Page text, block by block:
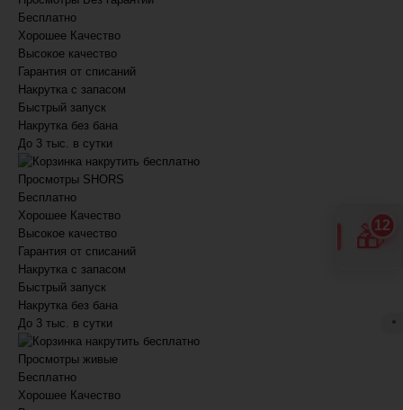
Бесплатно
Хорошее Качество
Высокое качество
Гарантия от списаний
Накрутка с запасом
Быстрый запуск
Накрутка без бана
До 3 тыс. в сутки
накрутить бесплатно
Просмотры SHORS
Бесплатно
Хорошее Качество
Высокое качество
Гарантия от списаний
Накрутка с запасом
Быстрый запуск
Накрутка без бана
До 3 тыс. в сутки
накрутить бесплатно
Просмотры живые
Бесплатно
Хорошее Качество
🎁
12
●